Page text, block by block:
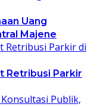
Uang
Majene
Retribusi Parkir